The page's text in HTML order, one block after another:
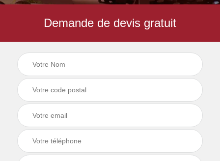
Demande de devis gratuit